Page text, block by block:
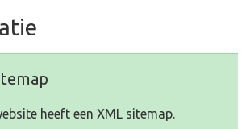
heeft een XML sitemap.